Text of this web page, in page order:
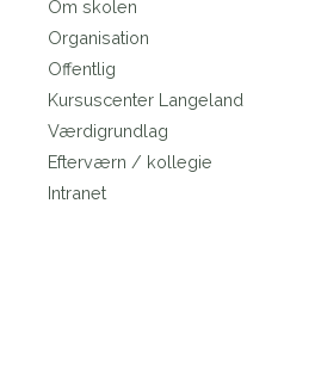
Om skolen
Organisation
Offentlig
Kursuscenter Langeland
Værdigrundlag
Efterværn / kollegie
Intranet